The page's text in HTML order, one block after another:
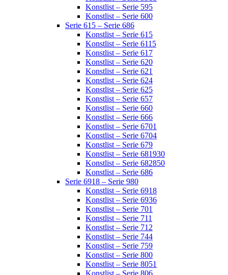
Konstlist – Serie 595
Konstlist – Serie 600
Serie 615 – Serie 686
Konstlist – Serie 615
Konstlist – Serie 6115
Konstlist – Serie 617
Konstlist – Serie 620
Konstlist – Serie 621
Konstlist – Serie 624
Konstlist – Serie 625
Konstlist – Serie 657
Konstlist – Serie 660
Konstlist – Serie 666
Konstlist – Serie 6701
Konstlist – Serie 6704
Konstlist – Serie 679
Konstlist – Serie 681930
Konstlist – Serie 682850
Konstlist – Serie 686
Serie 6918 – Serie 980
Konstlist – Serie 6918
Konstlist – Serie 6936
Konstlist – Serie 701
Konstlist – Serie 711
Konstlist – Serie 712
Konstlist – Serie 744
Konstlist – Serie 759
Konstlist – Serie 800
Konstlist – Serie 8051
Konstlist – Serie 806